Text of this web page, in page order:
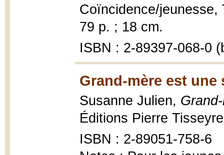
Coïncidence/jeunesse,
79 p. ; 18 cm.
ISBN : 2-89397-068-0
Grand-mère est une
Susanne Julien,
Éditions Pierre
ISBN : 2-89051-758-6